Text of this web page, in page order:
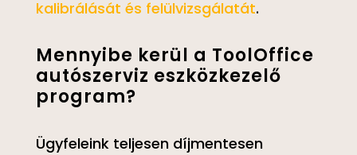
kalibrálását és felülvizsgálatát.
Mennyibe kerül a ToolOffice
autószerviz eszközkezelő
program?
Ügyfeleink teljesen díjmentesen